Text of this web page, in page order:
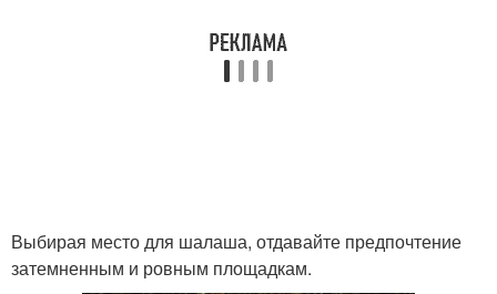
Выбирая место для шалаша, отдавайте предпочтение
затемненным и ровным площадкам.